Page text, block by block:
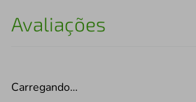
Avaliações
Carregando…